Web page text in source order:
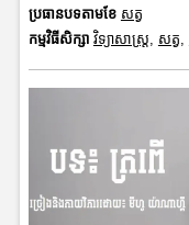
ប្រធានបទតាមខែ សត្វ
កម្មវិធីសិក្សា វិទ្យាសាស្រ្ត សត្វ